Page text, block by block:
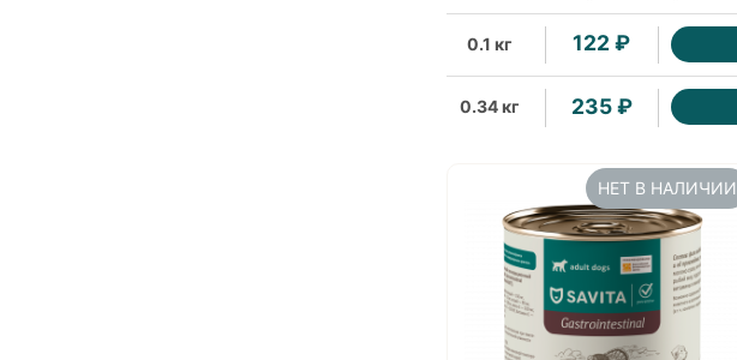
пищеварительной системы" с
0.1 кг
122 ₽
0.34 кг 235 ₽
НЕТ В НАЛИЧИИ